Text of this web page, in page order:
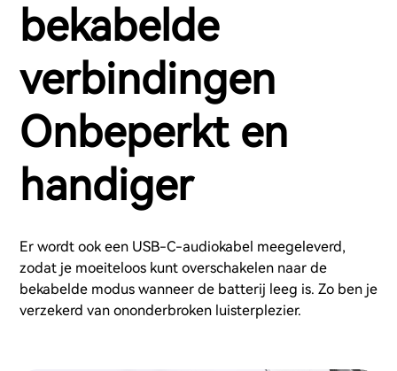
bekabelde
verbindingen
Onbeperkt en
handiger
Er wordt ook een USB-C-audiokabel meegeleverd,
zodat je moeiteloos kunt overschakelen naar de
bekabelde modus wanneer de batterij leeg is. Zo ben je
verzekerd van ononderbroken luisterplezier.